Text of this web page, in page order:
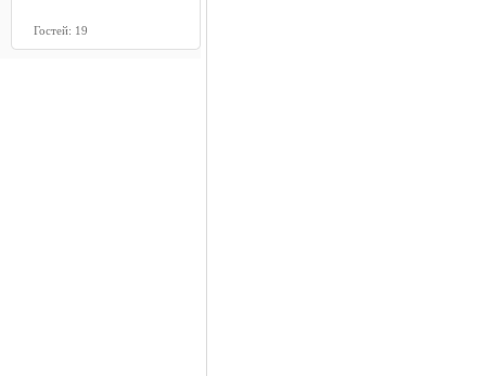
Гостей: 19